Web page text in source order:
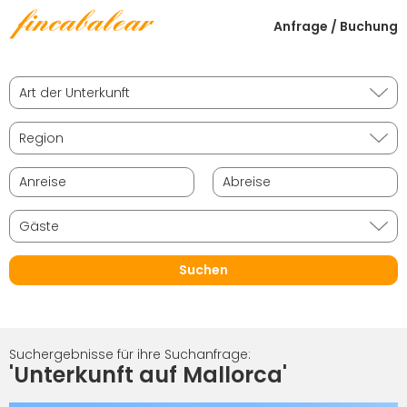
Anfrage / Buchung
Suchergebnisse für ihre Suchanfrage:
'Unterkunft auf Mallorca'